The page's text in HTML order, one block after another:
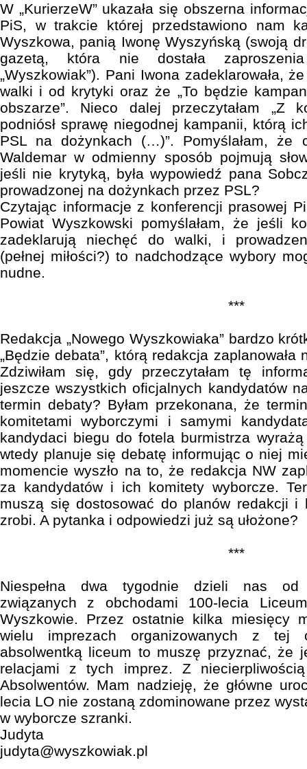
W „KurierzeW” ukazała się obszerna
PiS, w trakcie której przedstawiono nam
Wyszkowa, panią Iwonę Wyszyńską (swoją
gazetą, która nie dostała
„Wyszkowiak”). Pani Iwona zadeklarowała,
walki i od krytyki oraz że „To będzie
obszarze”. Nieco dalej przeczytałam „Z
podniósł sprawę niegodnej kampanii, którą
PSL na dożynkach (…)”. Pomyślałam,
Waldemar w odmienny sposób pojmują
jeśli nie krytyką, była wypowiedź pana
prowadzonej na dożynkach przez PSL?
Czytając informacje z konferencji prasowej
Powiat Wyszkowski pomyślałam, że jeśli
zadeklarują niechęć do walki, i
(pełnej miłości?) to nadchodzące wybory
nudne.
***
Redakcja „Nowego Wyszkowiaka” bardzo
„Będzie debata”, którą redakcja
Zdziwiłam się, gdy przeczytałam tę
jeszcze wszystkich oficjalnych kandydatów
termin debaty? Byłam przekonana, że
komitetami wyborczymi i samymi
kandydaci biegu do fotela burmistrza
wtedy planuje się debatę informując o niej
momencie wyszło na to, że redakcja NW
za kandydatów i ich komitety wyborcze.
muszą się dostosować do planów redakcji
zrobi. A pytanka i odpowiedzi już są ułożone?
***
Niespełna dwa tygodnie dzieli nas od
związanych z obchodami 100-lecia
Wyszkowie. Przez ostatnie kilka miesięcy
wielu imprezach organizowanych z tej
absolwentką liceum to muszę przyznać, że
relacjami z tych imprez. Z
Absolwentów. Mam nadzieję, że główne
lecia LO nie zostaną zdominowane przez
w wyborcze szranki.
Judyta
judyta@wyszkowiak.pl